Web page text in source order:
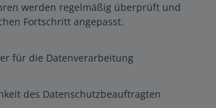
werden regelmäßig überprüft und
Fortschritt angepasst.
für die Datenverarbeitung
des Datenschutzbeauftragten